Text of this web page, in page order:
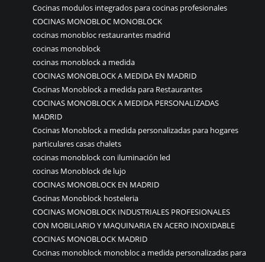
Cocinas modulos integrados para cocinas profesionales
COCINAS MONOBLOC MONOBLOCK
cocinas monobloc restaurantes madrid
cocinas monoblock
cocinas monoblock a medida
COCINAS MONOBLOCK A MEDIDA EN MADRID
Cocinas Monoblock a medida para Restaurantes
COCINAS MONOBLOCK A MEDIDA PERSONALIZADAS
MADRID
Cocinas Monoblock a medida personalizadas para hogares
particulares casas chalets
cocinas monoblock con iluminación led
cocinas Monoblock de lujo
COCINAS MONOBLOCK EN MADRID
Cocinas Monoblock hosteleria
COCINAS MONOBLOCK INDUSTRIALES PROFESIONALES
CON MOBILIARIO Y MAQUINARIA EN ACERO INOXIDABLE
COCINAS MONOBLOCK MADRID
Cocinas monoblock monobloc a medida personalizadas para